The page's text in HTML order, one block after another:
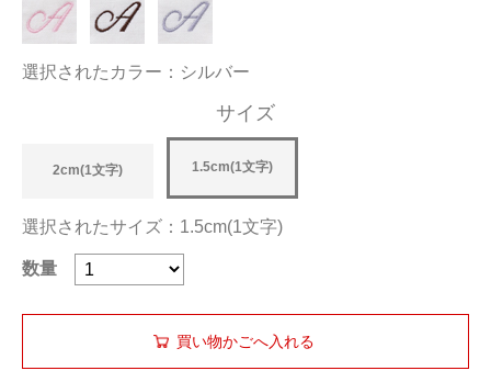
選択されたカラー：シルバー
サイズ
2cm(1文字) 1.5cm(1文字)
選択されたサイズ：1.5cm(1文字)
数量